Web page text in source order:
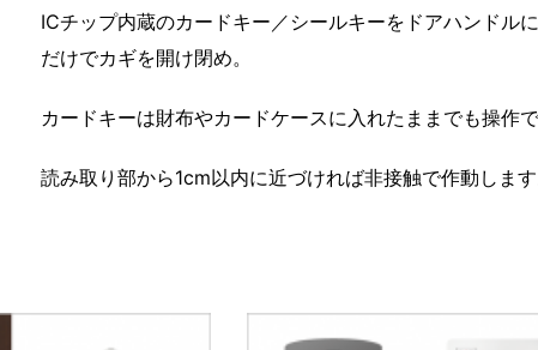
ICチップ内蔵のカードキー／シールキーをドアハンドル
だけでカギを開け閉め。
カードキーは財布やカードケースに入れたままでも操作で
読み取り部から1cm以内に近づければ非接触で作動します